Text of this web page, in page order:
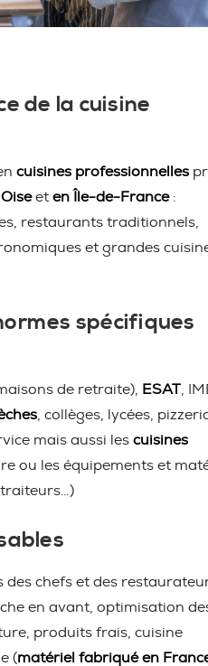
de la cuisine
cuisines professionnelles
Oiseet en Île-de-France:
restaurants traditionnels,
et grandes
spécifiques
de retraite), ESAT ,
, collèges, lycées,
mais aussi les cuisines
ou les équipements et
des chefs et des
en avant, optimisation
produits frais, cuisine
(matériel fabriqué en